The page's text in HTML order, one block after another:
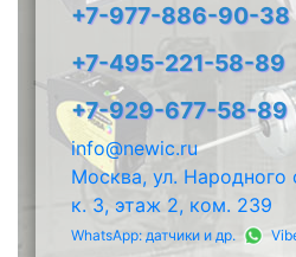
+7-977-886-90-38
+7-495-221-58-89
+7-929-677-58-89
info@newic.ru
Москва, ул. Народного
к. 3, этаж 2, ком. 239
WhatsApp: датчики и др.